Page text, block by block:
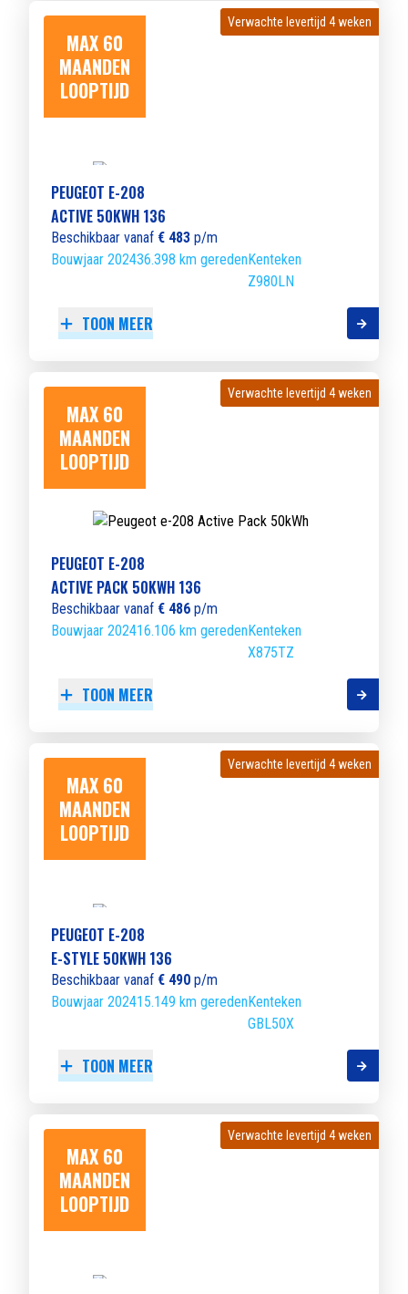
MAX 60
MAANDEN
LOOPTIJD
Verwachte levertijd 4 weken
Verwachte levertijd 4 weken
PEUGEOT E-208
ACTIVE 50KWH 136
Beschikbaar vanaf € 483 p/m
Bouwjaar 202436.398 km geredenKenteken
Z980LN
TOON MEER
MAX 60
MAANDEN
LOOPTIJD
Verwachte levertijd 4 weken
Verwachte levertijd 4 weken
PEUGEOT E-208
ACTIVE PACK 50KWH 136
Beschikbaar vanaf € 486 p/m
Bouwjaar 202416.106 km geredenKenteken
X875TZ
TOON MEER
MAX 60
MAANDEN
LOOPTIJD
Verwachte levertijd 4 weken
Verwachte levertijd 4 weken
PEUGEOT E-208
E-STYLE 50KWH 136
Beschikbaar vanaf € 490 p/m
Bouwjaar 202415.149 km geredenKenteken
GBL50X
TOON MEER
MAX 60
MAANDEN
LOOPTIJD
Verwachte levertijd 4 weken
Verwachte levertijd 4 weken